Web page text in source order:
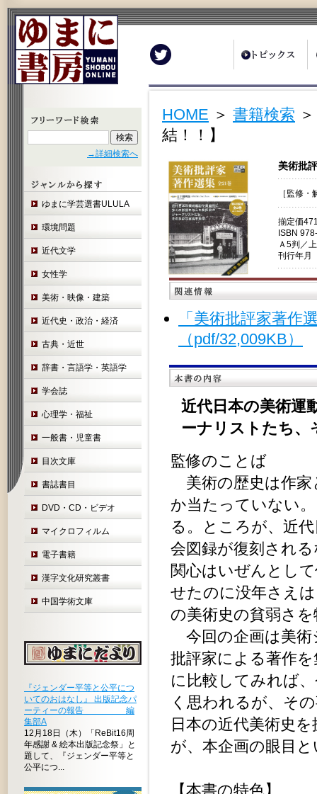
→詳細検索へ
ゆまに学芸選書ULULA
環境問題
近代文学
女性学
美術・映像・建築
近代史・政治・経済
古典・近世
辞書・言語学・英語学
学会誌
心理学・福祉
一般書・児童書
目次文庫
書誌書目
DVD・CD・ビデオ
マイクロフィルム
電子書籍
漢字文化研究叢書
中国学術文庫
『ジェンダー平等と公平につ
いてのおはなし』 出版記念パ
ーティーの報告 編
集部A
12月18日（木）「ReBit16周
年感謝 & 絵本出版記念祭」と
題して、『ジェンダー平等と
公平につ...
HOME ＞ 書籍検索
結！！】
美術批
［監修
揃定価
ISBN
Ａ5判／
刊行年
「美術批評家著
（pdf/32,009KB）
近代日本の美術運
ーナリストたち、
監修のことば
美術の歴史は作家
か当たっていない
る。ところが、近
会図録が復刻され
関心はいぜんとし
せたのに没年さえ
の美術史の貧弱さ
今回の企画は美術
批評家による著作
に比較してみれば
く思われるが、そ
日本の近代美術史
が、本企画の眼目
【本書の特色】